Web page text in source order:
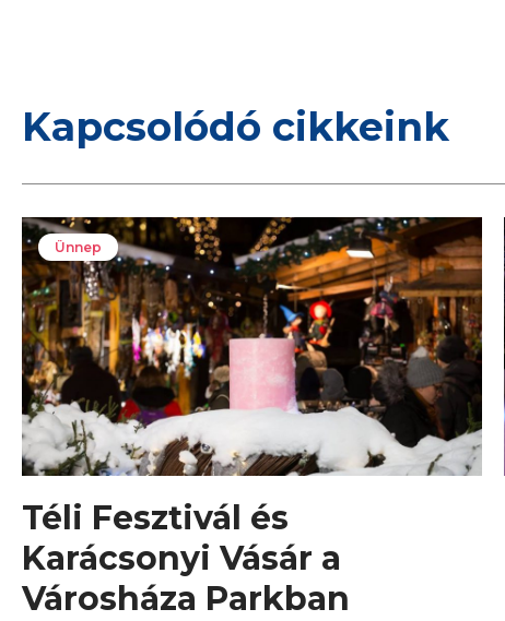
Kapcsolódó cikkeink
Ünnep
Téli Fesztivál és
Karácsonyi Vásár a
Városháza Parkban